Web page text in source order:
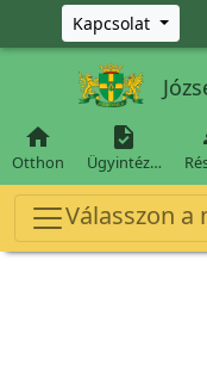
Ugrás a fő tartalomra
Kapcsolat

Otthon

Ügyintéz…
Válasszon